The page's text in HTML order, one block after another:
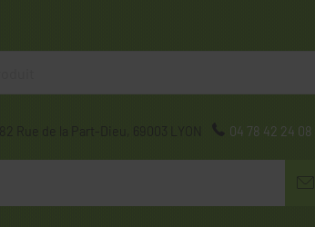
82 Rue de la Part-Dieu, 69003 LYON 04 78 42 24 08